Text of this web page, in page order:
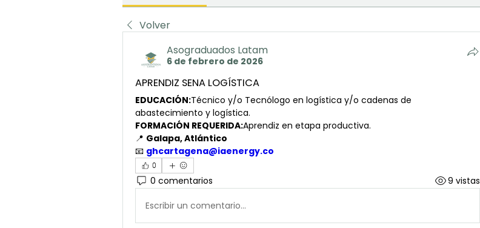
Volver
Asograduados Latam
6 de febrero de 2026
APRENDIZ SENA LOGÍSTICA
EDUCACIÓN:Técnico y/o Tecnólogo en logística y/o cadenas de
abastecimiento y logística.
FORMACIÓN REQUERIDA:Aprendiz en etapa productiva.
📍 Galapa, Atlántico
📧 ghcartagena@iaenergy.co
0
0 comentarios 9 vistas
Escribir un comentario...